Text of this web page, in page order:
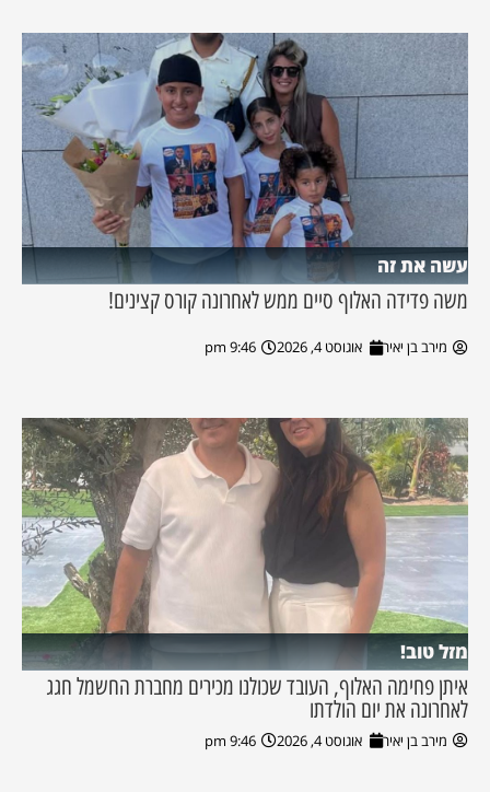
עשה את זה
משה פדידה האלוף סיים ממש לאחרונה קורס קצינים!
מירב בן יאיר אוגוסט 4, 2026 9:46 pm
מזל טוב!
איתן פחימה האלוף, העובד שכולנו מכירים מחברת החשמל חגג
לאחרונה את יום הולדתו
מירב בן יאיר אוגוסט 4, 2026 9:46 pm